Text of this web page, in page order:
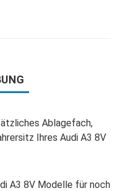
Ablagefach,
Ihres Audi A3 8V
A3 8V Modelle für noch